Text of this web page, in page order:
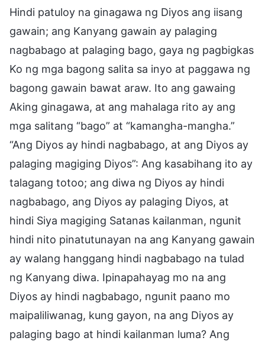
Hindi patuloy na ginagawa ng Diyos ang iisang
gawain; ang Kanyang gawain ay palaging
nagbabago at palaging bago, gaya ng pagbigkas
Ko ng mga bagong salita sa inyo at paggawa ng
bagong gawain bawat araw. Ito ang gawaing
Aking ginagawa, at ang mahalaga rito ay ang
mga salitang “bago” at “kamangha-mangha.”
“Ang Diyos ay hindi nagbabago, at ang Diyos ay
palaging magiging Diyos”: Ang kasabihang ito ay
talagang totoo; ang diwa ng Diyos ay hindi
nagbabago, ang Diyos ay palaging Diyos, at
hindi Siya magiging Satanas kailanman, ngunit
hindi nito pinatutunayan na ang Kanyang gawain
ay walang hanggang hindi nagbabago na tulad
ng Kanyang diwa. Ipinapahayag mo na ang
Diyos ay hindi nagbabago, ngunit paano mo
maipaliliwanag, kung gayon, na ang Diyos ay
palaging bago at hindi kailanman luma? Ang